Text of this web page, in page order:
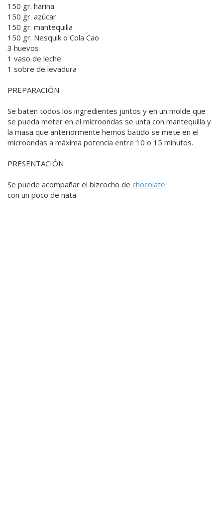
150 gr. harina
150 gr. azúcar
150 gr. mantequilla
150 gr. Nesquik o Cola Cao
3 huevos
1 vaso de leche
1 sobre de levadura
PREPARACIÓN
Se baten todos los ingredientes juntos y en un molde que
se pueda meter en el microondas se unta con mantequilla y
la masa que anteriormente hemos batido se mete en el
microondas a máxima potencia entre 10 o 15 minutos.
PRESENTACIÓN
Se puede acompañar el bizcocho de chocolate
con un poco de nata